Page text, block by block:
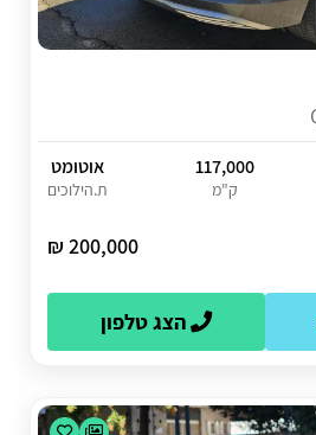
117,000
ק"מ
אוטומט
ת.הילוכים
200,000 ₪
הצג טלפון